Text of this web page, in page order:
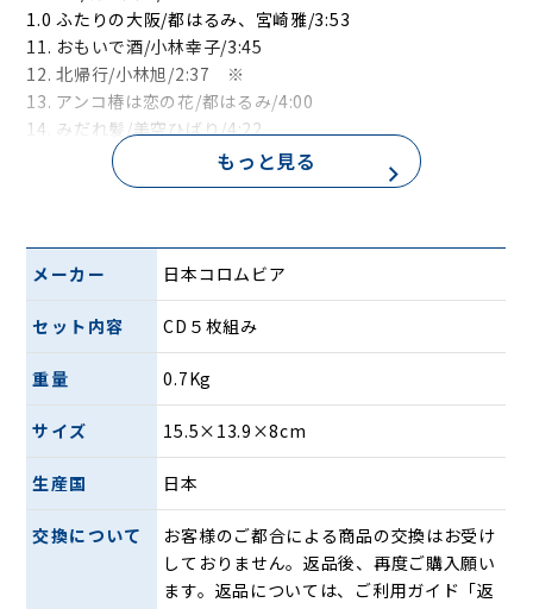
1.0 ふたりの大阪/都はるみ、宮崎雅/3:53
11. おもいで酒/小林幸子/3:45
12. 北帰行/小林旭/2:37 ※
13. アンコ椿は恋の花/都はるみ/4:00
14. みだれ髪/美空ひばり/4:22
15. 津軽恋女/新沼謙治/4:54
16. 矢切の渡し/細川たかし/3:50
19. 有楽町で逢いましょう/フランク永井/3:26 ※
ブ/4:03
時の流れに身をまかせ
1. 時の流れに身をまかせ/テレサ・テン/4:08
2. 雨の御堂筋/欧陽菲菲/3:15
3. 別れても好きな人/ロス・インディオス＆シルヴィア/3:12
4. つぐない/テレサ・テン/3:49
5. ラヴ・イズ・オーヴァー/欧陽菲菲/4:35
6. アカシアの雨がやむとき/西田佐知子/3:29 ※
7. 夢は夜ひらく/園まり/4:03
もっと見る
メーカー 日本コロムビア
セット内容 CD５枚組み
重量 0.7Kg
サイズ 15.5×13.9×8cm
生産国 日本
交換について
お客様のご都合による商品の交換はお受け
しておりません。返品後、再度ご購入願い
ます。返品については、ご利用ガイド「返